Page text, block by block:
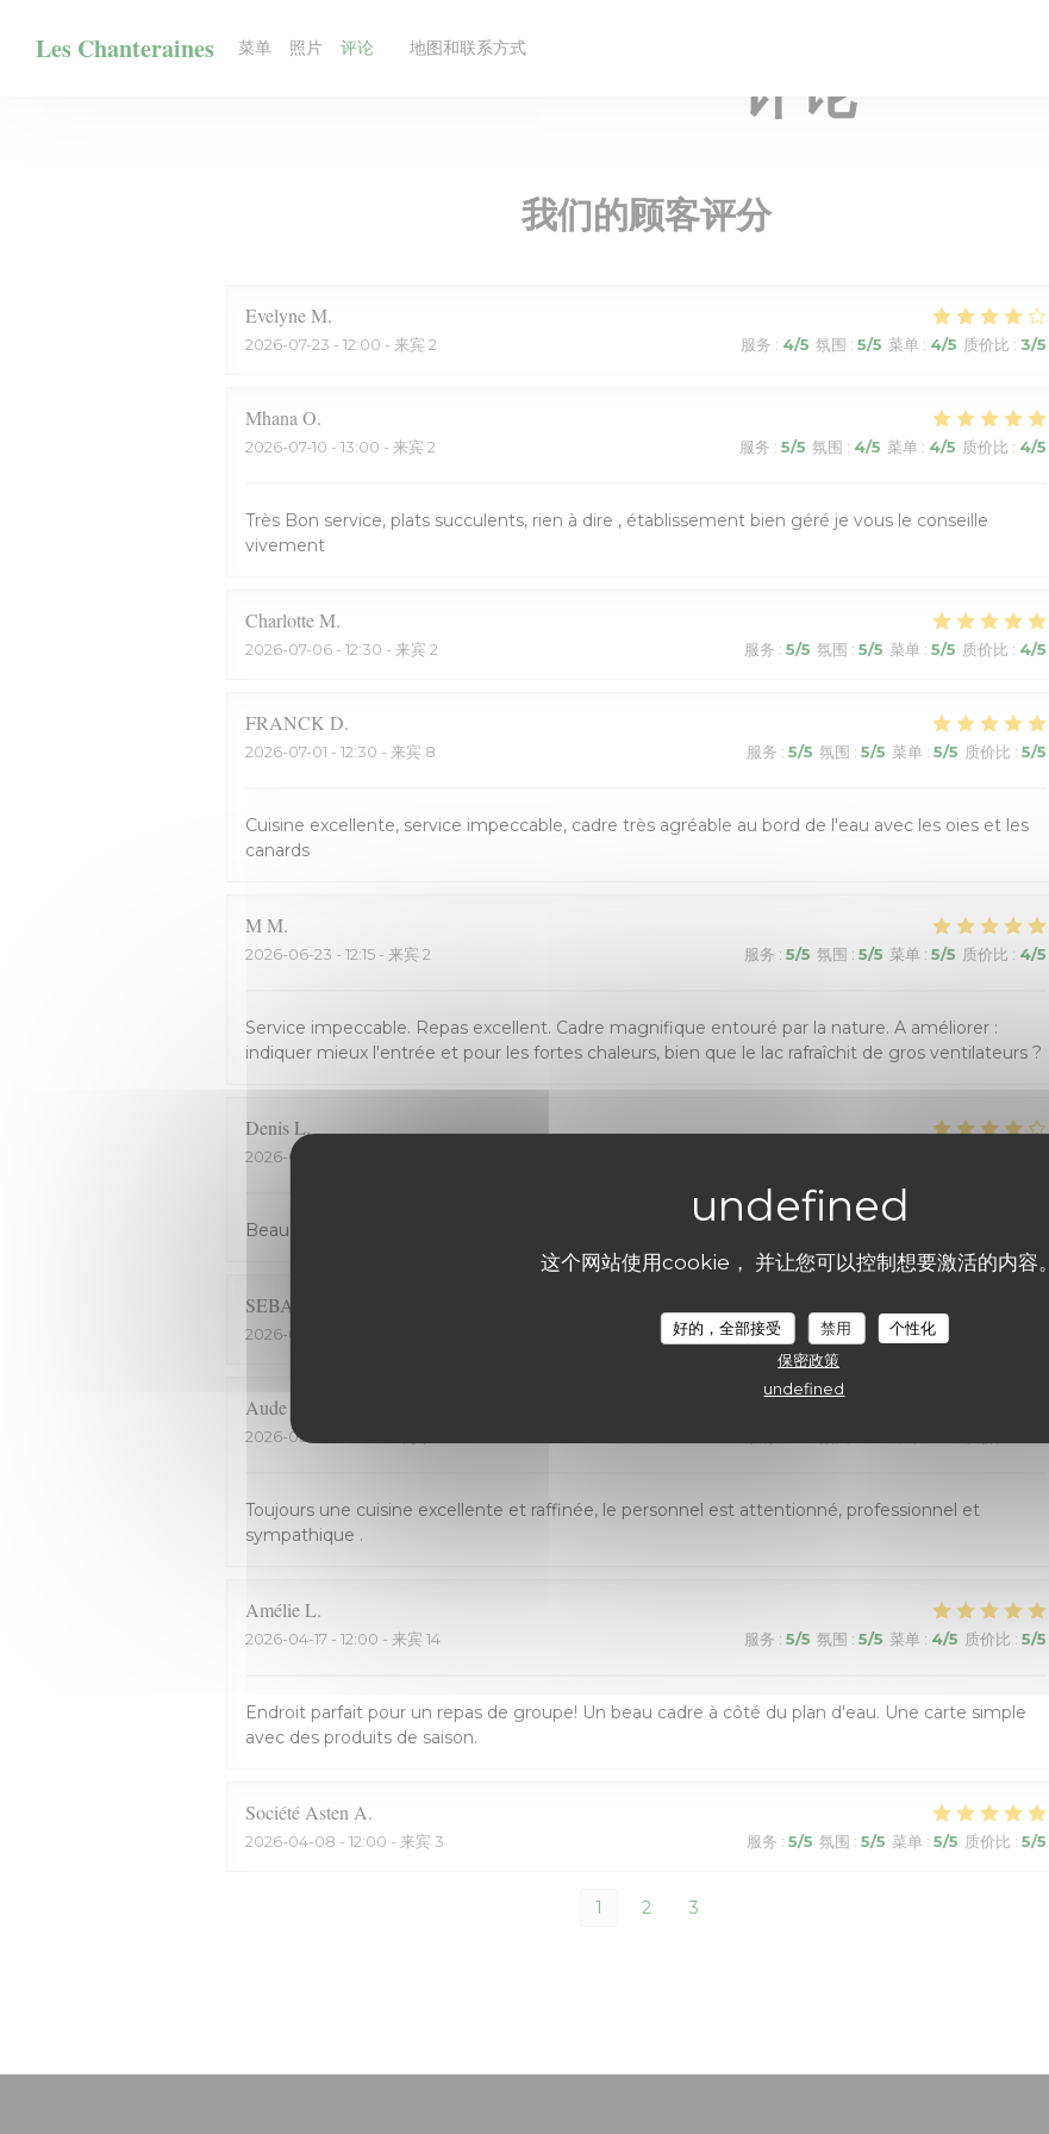
这个网站使用cookie， 并让您可以控制想要激活的内容。
好的，全部接受 禁用
个性化
保密政策
undefined
Les Chanteraines 菜单 照片 评论
((在新窗口中打开))
地图和联系方式 评论
我们的顾客评分
EvelyneM
2026-07-23 - 12:00 - 来宾 2 服务 : 4/5 氛围 : 5/5 菜单 : 4/5 质价比 : 3/5
Mhana O
2026-07-10 - 13:00 - 来宾 2 服务 : 5/5 氛围 : 4/5 菜单 : 4/5 质价比 : 4/5
Très Bon service, plats succulents, rien à dire , établissement bien géré je vous le conseille
vivement
CharlotteM
2026-07-06 - 12:30 - 来宾 2 服务 : 5/5 氛围 : 5/5 菜单 : 5/5 质价比 : 4/5
FRANCK D
2026-07-01 - 12:30 - 来宾 8 服务 : 5/5 氛围 : 5/5 菜单 : 5/5 质价比 : 5/5
Cuisine excellente, service impeccable, cadre très agréable au bord de l'eau avec les oies et les
canards
MM
2026-06-23 - 12:15 - 来宾 2 服务 : 5/5 氛围 : 5/5 菜单 : 5/5 质价比 : 4/5
Service impeccable. Repas excellent. Cadre magnifique entouré par la nature. A améliorer :
indiquer mieux l'entrée et pour les fortes chaleurs, bien que le lac rafraîchit de gros ventilateurs ?
DenisL
2026-05-19
Beau cadre, bons plats, ambiance calme. Parfait pour des rdv professionnels.
SEBASTIEN
2026-05-12 服务: 氛围 菜单:5
Aude
2026-05-06
Toujours une cuisine excellente et raffinée, le personnel est attentionné, professionnel et
sympathique .
AmélieL
2026-04-17 - 12:00 - 来宾 14 服务 : 5/5 氛围 : 5/5 菜单 : 4/5 质价比 : 5/5
Endroit parfait pour un repas de groupe! Un beau cadre à côté du plan d'eau. Une carte simple
avec des produits de saison.
Société Asten A
2026-04-08 - 12:00 - 来宾 3 服务 : 5/5 氛围 : 5/5 菜单 : 5/5 质价比 : 5/5
1 2 3